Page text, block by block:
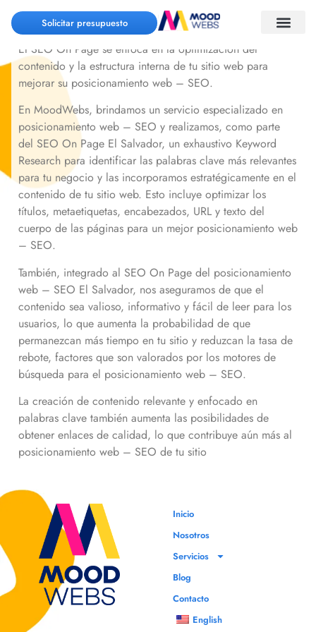
Solicitar presupuesto
SEO On Page El Salvador
El SEO On Page se enfoca en la optimización del
contenido y la estructura interna de tu sitio web para
mejorar su posicionamiento web – SEO.
En MoodWebs, brindamos un servicio especializado en
posicionamiento web – SEO y realizamos, como parte
del SEO On Page El Salvador, un exhaustivo Keyword
Research para identificar las palabras clave más relevantes
para tu negocio y las incorporamos estratégicamente en el
contenido de tu sitio web. Esto incluye optimizar los
títulos, metaetiquetas, encabezados, URL y texto del
cuerpo de las páginas para un mejor posicionamiento web
– SEO.
También, integrado al SEO On Page del posicionamiento
web – SEO El Salvador, nos aseguramos de que el
contenido sea valioso, informativo y fácil de leer para los
usuarios, lo que aumenta la probabilidad de que
permanezcan más tiempo en tu sitio y reduzcan la tasa de
rebote, factores que son valorados por los motores de
búsqueda para el posicionamiento web – SEO.
La creación de contenido relevante y enfocado en
palabras clave también aumenta las posibilidades de
obtener enlaces de calidad, lo que contribuye aún más al
posicionamiento web – SEO de tu sitio
Inicio
Nosotros
Servicios
Blog
Contacto
English